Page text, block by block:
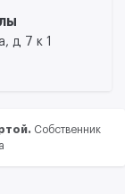
д 7 к 1
Собственник